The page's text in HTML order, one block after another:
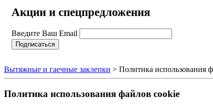
Акции и спецпредложения
Введите Ваш Email
Вытяжные и гаечные заклепки > Политика использования
Политика использования файлов cookie